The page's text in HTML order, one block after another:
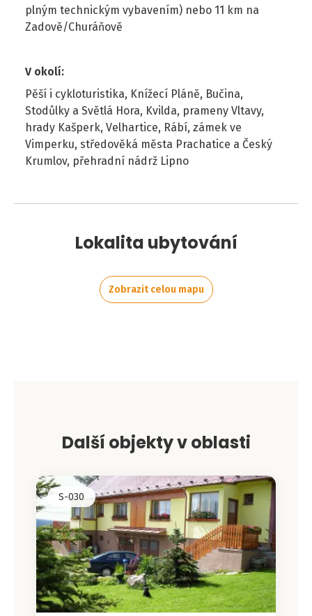
plným technickým vybavením) nebo 11 km na
Zadově/Churáňově
V okolí:
Pěší i cykloturistika, Knížecí Pláně, Bučina,
Stodůlky a Světlá Hora, Kvilda, prameny Vltavy,
hrady Kašperk, Velhartice, Rábí, zámek ve
Vimperku, středověká města Prachatice a Český
Krumlov, přehradní nádrž Lipno
Lokalita ubytování
Zobrazit celou mapu
Další objekty v oblasti
S-030